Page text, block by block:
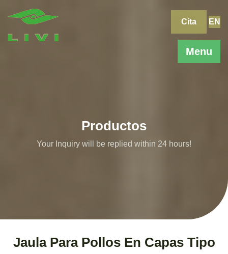
Menu
Cita EN
Productos
Your Inquiry will be replied within 24 hours!
Jaula Para Pollos En Capas Tipo